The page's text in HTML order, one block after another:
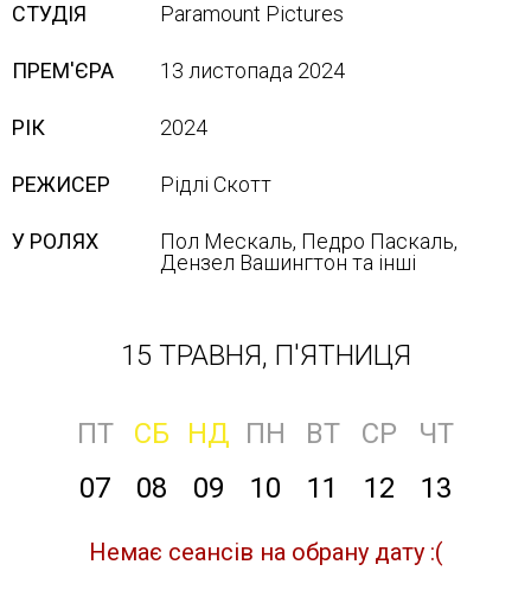
СТУДІЯ Paramount Pictures
ПРЕМ'ЄРА 13 листопада 2024
РІК 2024
РЕЖИСЕР Рідлі Скотт
У РОЛЯХ
Пол Мескаль, Педро Паскаль,
Дензел Вашингтон та інші
15 ТРАВНЯ, П'ЯТНИЦЯ
ПТ СБ НД ПН ВТ СР
ЧТ
07
08 09 10 11 12 13
Немає сеансів на обрану дату :(